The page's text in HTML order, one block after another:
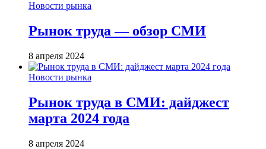
Новости рынка
Рынок труда — обзор СМИ
8 апреля 2024
Новости рынка
Рынок труда в СМИ: дайджест
марта 2024 года
8 апреля 2024